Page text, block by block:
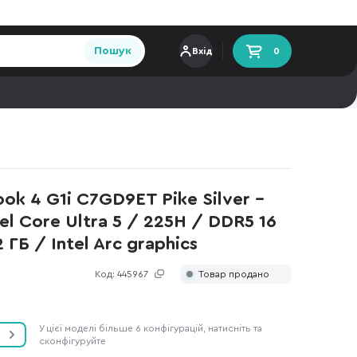
Пошук Вхід 0
4 G1i C7GD9ET Pike Silver -
Core Ultra 5 / 225H / DDR5 16
ГБ / Intel Arc graphics
Код: 445967 Товар продано
У цієї моделі більше 6 конфігурацій, натисніть та
сконфігуруйте